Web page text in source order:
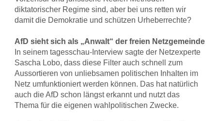
diktatorischer Regime sind, aber bei uns retten wir
damit die Demokratie und schützen Urheberrechte?
AfD sieht sich als „Anwalt“ der freien Netzgemeinde
In seinem tagesschau-Interview sagte der Netzexperte
Sascha Lobo, dass diese Filter auch schnell zum
Aussortieren von unliebsamen politischen Inhalten im
Netz umfunktioniert werden können. Das hat natürlich
auch die AfD schon längst erkannt und nutzt das
Thema für die eigenen wahlpolitischen Zwecke.